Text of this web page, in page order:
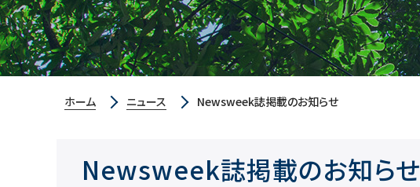
ホーム ニュース Newsweek誌掲載のお知らせ
Newsweek誌掲載のお知らせ